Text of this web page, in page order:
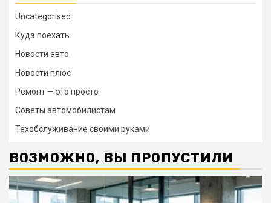
Uncategorised
Куда поехать
Новости авто
Новости плюс
Ремонт — это просто
Советы автомобилистам
Техобслуживание своими руками
ВОЗМОЖНО, ВЫ ПРОПУСТИЛИ